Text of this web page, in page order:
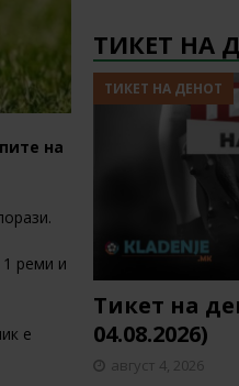
на
реми и
е
ТИКЕТ НА
ТИКЕТ НА ДЕНОТ
Тикет на
04.08.2026)
август 4, 2026